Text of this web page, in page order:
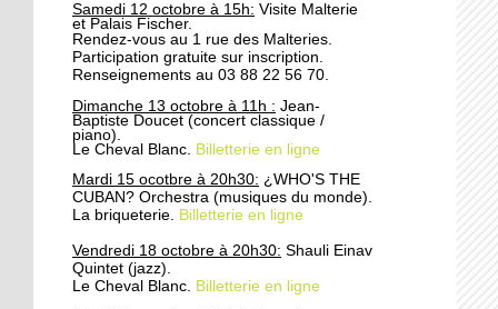
Kundoo ouvre le bal
24 septembre 2019
Travaux rue des
Chasseurs et rue de la
Patrie : fermeture à la
circulation
24 septembre 2019
Attention aux coupures
d'eau
Samedi 12 octobre à 15h: Visite Malterie
et Palais Fischer.
Rendez-vous au 1 rue des Malteries.
Participation gratuite sur inscription.
Renseignements au 03 88 22 56 70.
Dimanche 13 octobre à 11h : Jean-
Baptiste Doucet (concert classique /
piano).
Le Cheval Blanc. Billetterie en ligne
Mardi 15 ocotbre à 20h30: ¿WHO'S THE
CUBAN? Orchestra (musiques du monde).
La briqueterie. Billetterie en ligne
Vendredi 18 octobre à 20h30: Shauli Einav
Quintet (jazz).
Le Cheval Blanc. Billetterie en ligne